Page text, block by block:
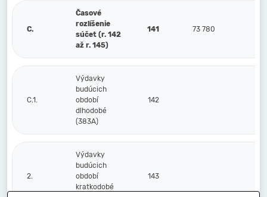
C.
Časové
rozlíšenie
súčet (r. 142
až r. 145)
141 73 780
C.1.
Výdavky
budúcich
období
dlhodobé
(383A)
142
2.
Výdavky
budúcich
období
kratkodobé
143